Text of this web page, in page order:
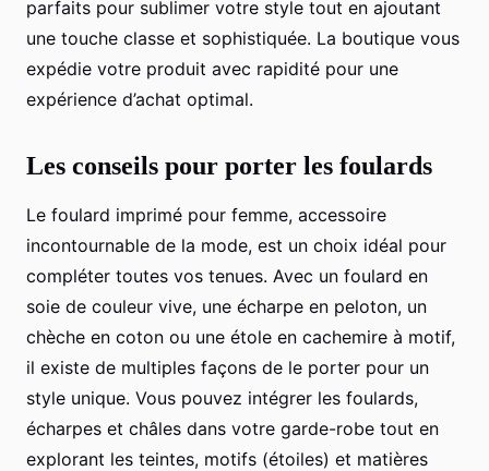
parfaits pour sublimer votre style tout en ajoutant
une touche classe et sophistiquée. La boutique vous
expédie votre produit avec rapidité pour une
expérience d’achat optimal.
Les conseils pour porter les foulards
Le foulard imprimé pour femme, accessoire
incontournable de la mode, est un choix idéal pour
compléter toutes vos tenues. Avec un foulard en
soie de couleur vive, une écharpe en peloton, un
chèche en coton ou une étole en cachemire à motif,
il existe de multiples façons de le porter pour un
style unique. Vous pouvez intégrer les foulards,
écharpes et châles dans votre garde-robe tout en
explorant les teintes, motifs (étoiles) et matières